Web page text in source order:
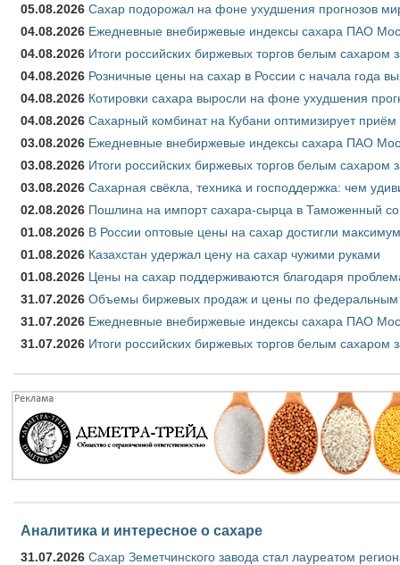
05.08.2026 Сахар подорожал на фоне ухудшения прогнозов
04.08.2026 Ежедневные внебиржевые индексы сахара ПАО
04.08.2026 Итоги российских биржевых торгов белым сахаром
04.08.2026 Розничные цены на сахар в России с начала года
04.08.2026 Котировки сахара выросли на фоне ухудшения
04.08.2026 Сахарный комбинат на Кубани оптимизирует приём
03.08.2026 Ежедневные внебиржевые индексы сахара ПАО
03.08.2026 Итоги российских биржевых торгов белым сахаром
03.08.2026 Сахарная свёкла, техника и господдержка: чем
02.08.2026 Пошлина на импорт сахара-сырца в Таможенный
01.08.2026 В России оптовые цены на сахар достигли
01.08.2026 Казахстан удержал цену на сахар чужими руками
01.08.2026 Цены на сахар поддерживаются благодаря
31.07.2026 Объемы биржевых продаж и цены по федеральным
31.07.2026 Ежедневные внебиржевые индексы сахара ПАО
31.07.2026 Итоги российских биржевых торгов белым сахаром
Аналитика и интересное о сахаре
31.07.2026 Сахар Земетчинского завода стал лауреатом